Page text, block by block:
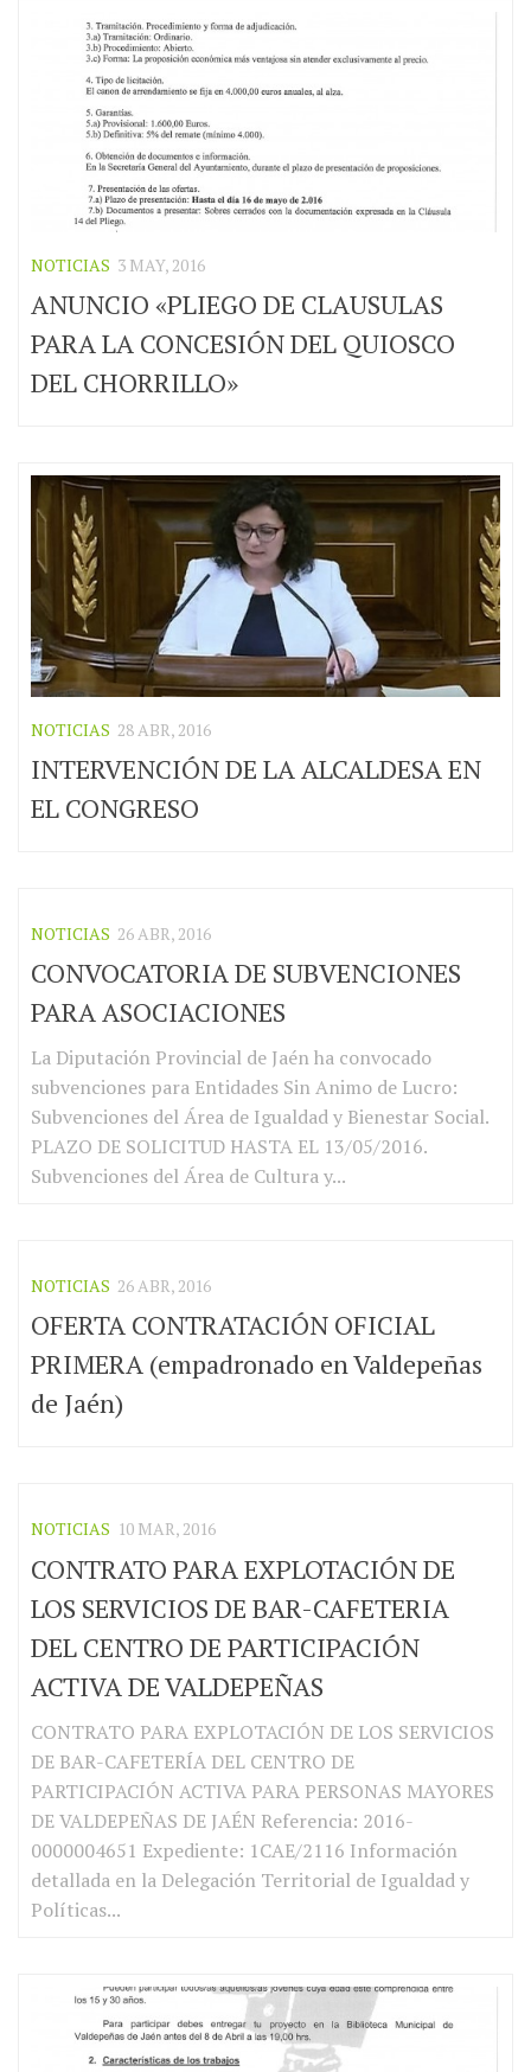
NOTICIAS 3 MAY, 2016
ANUNCIO «PLIEGO DE CLAUSULAS
PARA LA CONCESIÓN DEL QUIOSCO
DEL CHORRILLO»
NOTICIAS 28 ABR, 2016
INTERVENCIÓN DE LA ALCALDESA EN
EL CONGRESO
NOTICIAS 26 ABR, 2016
CONVOCATORIA DE SUBVENCIONES
PARA ASOCIACIONES
La Diputación Provincial de Jaén ha convocado
subvenciones para Entidades Sin Animo de Lucro:
Subvenciones del Área de Igualdad y Bienestar Social.
PLAZO DE SOLICITUD HASTA EL 13/05/2016.
Subvenciones del Área de Cultura y...
NOTICIAS 26 ABR, 2016
OFERTA CONTRATACIÓN OFICIAL
PRIMERA (empadronado en Valdepeñas
de Jaén)
NOTICIAS 10 MAR, 2016
CONTRATO PARA EXPLOTACIÓN DE
LOS SERVICIOS DE BAR-CAFETERIA
DEL CENTRO DE PARTICIPACIÓN
ACTIVA DE VALDEPEÑAS
CONTRATO PARA EXPLOTACIÓN DE LOS SERVICIOS
DE BAR-CAFETERÍA DEL CENTRO DE
PARTICIPACIÓN ACTIVA PARA PERSONAS MAYORES
DE VALDEPEÑAS DE JAÉN Referencia: 2016-
0000004651 Expediente: 1CAE/2116 Información
detallada en la Delegación Territorial de Igualdad y
Políticas...